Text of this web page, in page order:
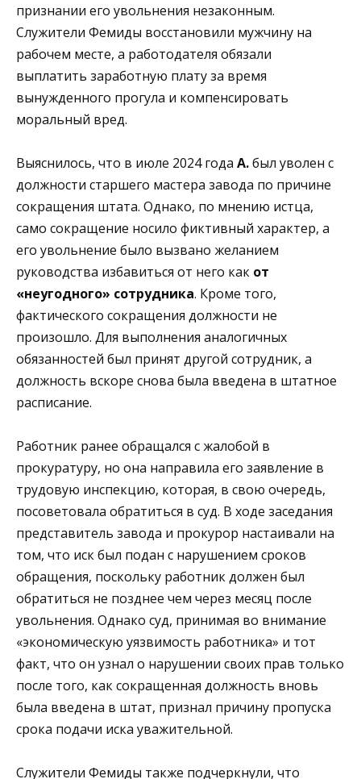
признании его увольнения незаконным.
Служители Фемиды восстановили мужчину на
рабочем месте, а работодателя обязали
выплатить заработную плату за время
вынужденного прогула и компенсировать
моральный вред.
Выяснилось, что в июле 2024 года А.был уволен с
должности старшего мастера завода по причине
сокращения штата. Однако, по мнению истца,
само сокращение носило фиктивный характер, а
его увольнение было вызвано желанием
руководства избавиться от него как от
«неугодного» сотрудника. Кроме того,
фактического сокращения должности не
произошло. Для выполнения аналогичных
обязанностей был принят другой сотрудник, а
должность вскоре снова была введена в штатное
расписание.
Работник ранее обращался с жалобой в
прокуратуру, но она направила его заявление в
трудовую инспекцию, которая, в свою очередь,
посоветовала обратиться в суд. В ходе заседания
представитель завода и прокурор настаивали на
том, что иск был подан с нарушением сроков
обращения, поскольку работник должен был
обратиться не позднее чем через месяц после
увольнения. Однако суд, принимая во внимание
«экономическую уязвимость работника» и тот
факт, что он узнал о нарушении своих прав только
после того, как сокращенная должность вновь
была введена в штат, признал причину пропуска
срока подачи иска уважительной.
Служители Фемиды также подчеркнули, что